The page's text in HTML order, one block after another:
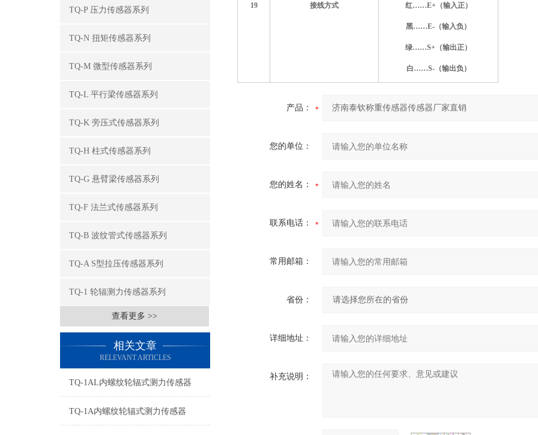
TQ-P 压力传感器系列
TQ-N 扭矩传感器系列
TQ-M 微型传感器系列
TQ-L 平行梁传感器系列
TQ-K 旁压式传感器系列
TQ-H 柱式传感器系列
TQ-G 悬臂梁传感器系列
TQ-F 法兰式传感器系列
TQ-B 波纹管式传感器系列
TQ-A S型拉压传感器系列
TQ-1 轮辐测力传感器系列
查看更多 >>
相关文章
RELEVANT ARTICLES
TQ-1AL内螺纹轮辐式测力传感器
TQ-1A内螺纹轮辐式测力传感器
19 接线方式 红……E+（输入正）
黑……E-（输入负）
绿……S+（输出正）
白……S-（输出负）
产品：
您的单位：
您的姓名：
联系电话：
常用邮箱：
省份：
详细地址：
补充说明：